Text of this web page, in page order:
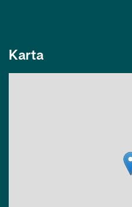
Karta